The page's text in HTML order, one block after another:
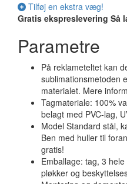
Tilføj en ekstra væg!
Gratis ekspreslevering Så
Parametre
På reklameteltet kan
sublimationsmetoden
materialet. Mere
Tagmateriale: 100%
belagt med PVC-lag,
Model Standard stål,
Ben med huller til
gratis!
Emballage: tag, 3
pløkker og